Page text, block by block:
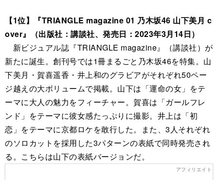
【1位】『TRIANGLE magazine 01 乃木坂46 山下美月 c
over』（出版社：講談社、発売日：2023年3月14日）
新ビジュアル誌『TRIANGLE magazine』（講談社）が
新たに誕生。創刊号では1冊まるごと乃木坂46を特集。山
下美月・賀喜遥香・井上和のグラビアがそれぞれ50ペー
ジ越えの大ボリュームで掲載。山下は「運命の女」をテ
ーマに大人の魅力をフィーチャー。賀喜は「ガールフレ
ンド」をテーマに彼女感たっぷりに撮影。井上は「初
恋」をテーマに京都ロケを敢行した。また、3人それぞれ
のソロカットを採用した3パターンの表紙で同時発売され
る。こちらは山下の表紙バージョンだ。